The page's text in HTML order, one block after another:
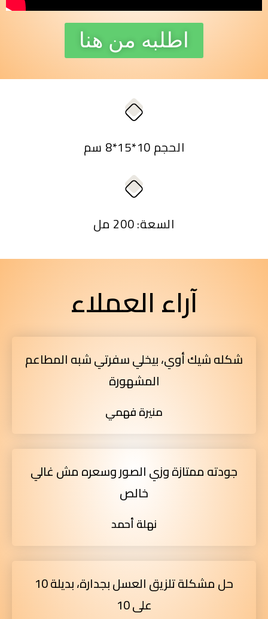
اطلبه من هنا
الحجم 10*15*8 سم
السعة: 200 مل
آراء العملاء
شكله شيك أوي، بيخلي سفرتي شبه المطاعم
المشهورة
منيرة فهمي
جودته ممتازة وزي الصور وسعره مش غالي
خالص
نهلة أحمد
حل مشكلة تلزيق العسل بجدارة، بديلة 10
على 10